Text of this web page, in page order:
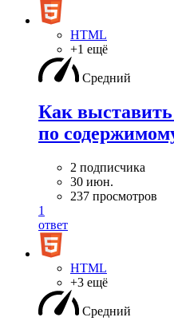
HTML
+1 ещё
Средний
Как
по
2 подписчика
30 июн.
237 просмотров
1
ответ
HTML
+3 ещё
Средний